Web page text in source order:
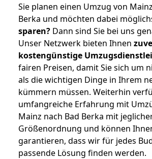
Sie planen einen Umzug von
Berka und möchten dabei
sparen? Dann sind Sie bei uns
Unser Netzwerk bieten Ihnen
kostengünstige
fairen Preisen, damit Sie sich um
als die wichtigen Dinge in Ihrem
kümmern müssen. Weiterhin
umfangreiche Erfahrung mit
Mainz nach Bad Berka mit
Größenordnung und können
garantieren, dass wir für jedes
passende Lösung finden werden.